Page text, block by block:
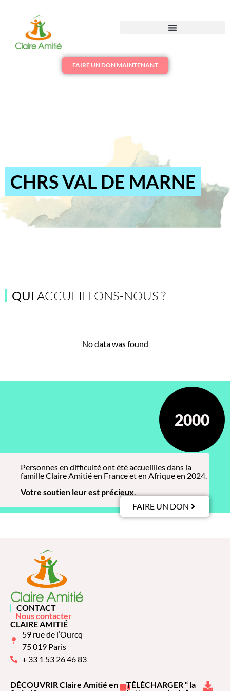
FAIRE UN DON MAINTENANT
CHRS VAL DE MARNE
QUI ACCUEILLONS-NOUS ?
No data was found
2000
Personnes en difficulté ont été accueillies dans la
famille Claire Amitié en France et en Afrique en 2024.
Votre soutien leur est précieux.
FAIRE UN DON
CONTACT
Nous contacter
CLAIRE AMITIÉ
59 rue de l’Ourcq
75 019 Paris
+ 33 1 53 26 46 83
DÉCOUVRIR Claire Amitié en
TÉLÉCHARGER “ la